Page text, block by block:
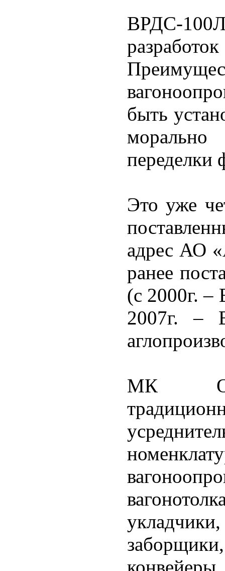
ВРДС-
быть
переделки
Это уже
адрес АО
ранее
(с 2000г.
2007г. –
МК